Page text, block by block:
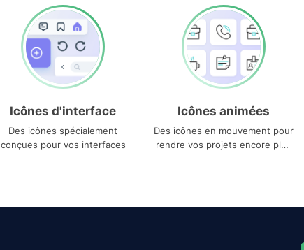
Icônes d'interface
Des icônes spécialement
conçues pour vos interfaces
Icônes animées
Des icônes en mouvement pour
rendre vos projets encore plus